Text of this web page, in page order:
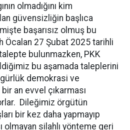
olmadığını kim
güvensizliğin başlıca
başarısız olmuş bu
Öcalan 27 Şubat 2025 tarihli
bulunmazken, PKK
bu aşamada taleplerini
demokrasi ve
an evvel çıkarması
Dileğimiz örgütün
bir kez daha yapmayıp
olmayan silahlı yönteme geri